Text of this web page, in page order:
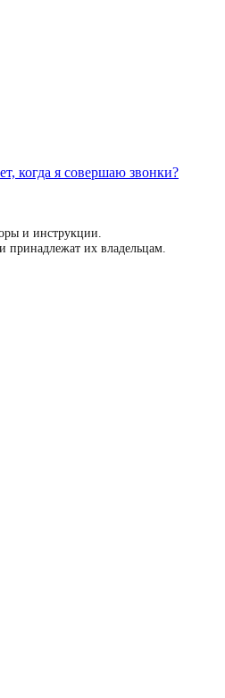
когда я совершаю звонки?
и инструкции.
принадлежат их владельцам.